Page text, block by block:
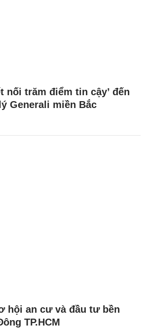
nối trăm điểm tin cậy’ đến
Generali miền Bắc
hội an cư và đầu tư bền
TP.HCM